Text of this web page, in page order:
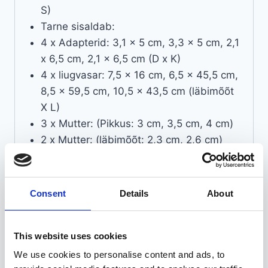
Consent Details About
This website uses cookies
We use cookies to personalise content and ads, to
S)
Tarne sisaldab:
4 x Adapterid: 3,1 x 5 cm, 3,3 x 5 cm, 2,1
x 6,5 cm, 2,1 x 6,5 cm (D x K)
4 x liugvasar: 7,5 x 16 cm, 6,5 x 45,5 cm,
8,5 x 59,5 cm, 10,5 x 43,5 cm (läbimõõt
X L)
3 x Mutter: (Pikkus: 3 cm, 3,5 cm, 4 cm)
2 x Mutter: (läbimõõt: 2,3 cm, 2,6 cm)
1 x 9,5 mm punktlõikur
1 x väljatõmmatav tööriist: (pikkus: 14 cm)
4 x lukustusseib